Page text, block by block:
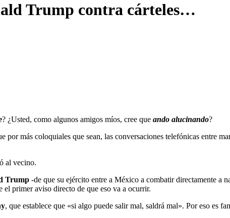
Trump contra cárteles…
? ¿Usted, como algunos amigos míos, cree que ando alucinando?
por más coloquiales que sean, las conversaciones telefónicas entre
al vecino.
Trump -de que su ejército entre a México a combatir directamente a
el primer aviso directo de que eso va a ocurrir.
, que establece que «si algo puede salir mal, saldrá mal». Por eso es